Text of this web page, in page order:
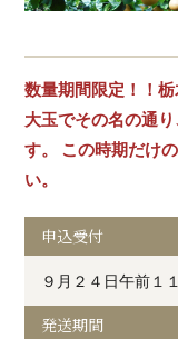
数量期間限定！！
大玉でその名の通
す。 この時期だけ
い。
申込受付
９月２４日午前１
発送期間